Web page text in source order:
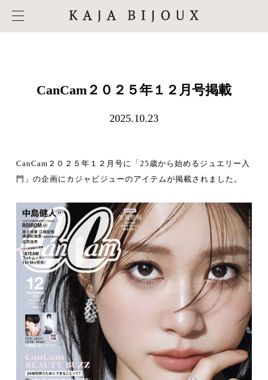
CanCam２０２５年１２月号掲載
2025.10.23
CanCam２０２５年１２月号に「25歳から始めるジュエリー入
門」の企画にカジャビジューのアイテムが掲載されました。